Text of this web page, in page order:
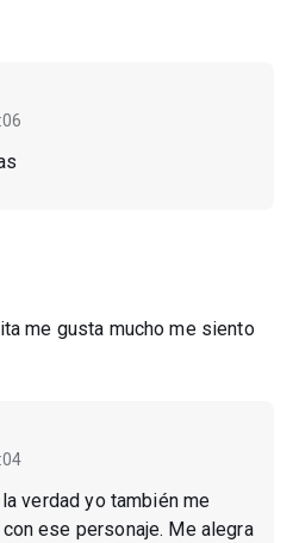
me gusta mucho me siento
verdad yo también me
ese personaje. Me alegra